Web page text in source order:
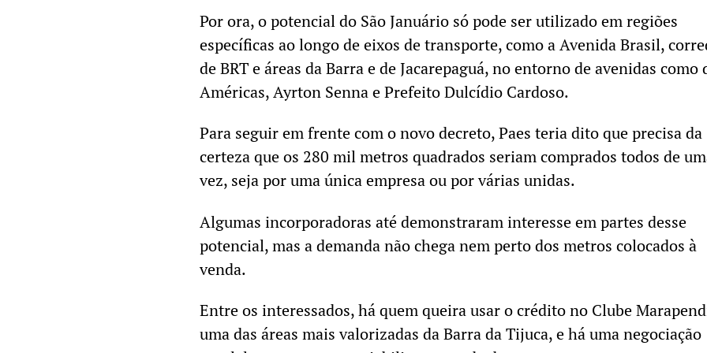
Por ora, o potencial do São Januário só pode ser utilizado em regiões
específicas ao longo de eixos de transporte, como a Avenida Brasil,
de BRT e áreas da Barra e de Jacarepaguá, no entorno de avenidas como
Américas, Ayrton Senna e Prefeito Dulcídio Cardoso.
Para seguir em frente com o novo decreto, Paes teria dito que precisa da
certeza que os 280 mil metros quadrados seriam comprados todos de
vez, seja por uma única empresa ou por várias unidas.
Algumas incorporadoras até demonstraram interesse em partes desse
potencial, mas a demanda não chega nem perto dos metros colocados à
venda.
Entre os interessados, há quem queira usar o crédito no Clube
uma das áreas mais valorizadas da Barra da Tijuca, e há uma negociação